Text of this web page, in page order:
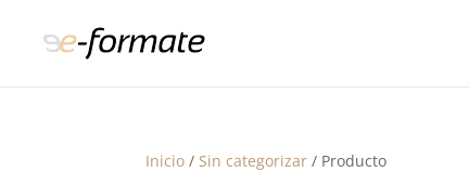
Inicio / Sin categorizar / Producto